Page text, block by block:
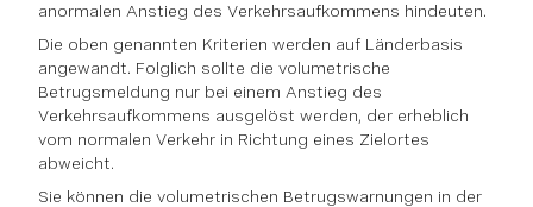
anormalen Anstieg des Verkehrsaufkommens hindeuten.
Die oben genannten Kriterien werden auf Länderbasis
angewandt. Folglich sollte die volumetrische
Betrugsmeldung nur bei einem Anstieg des
Verkehrsaufkommens ausgelöst werden, der erheblich
vom normalen Verkehr in Richtung eines Zielortes
abweicht.
Sie können die volumetrischen Betrugswarnungen in der